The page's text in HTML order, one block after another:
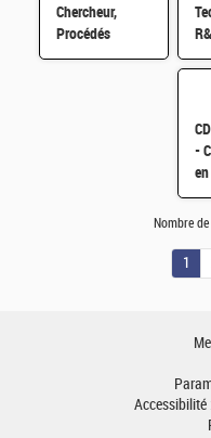
Chercheur,
Procédés
métallurgiques
&
-
Nombre
1
Accessibilité